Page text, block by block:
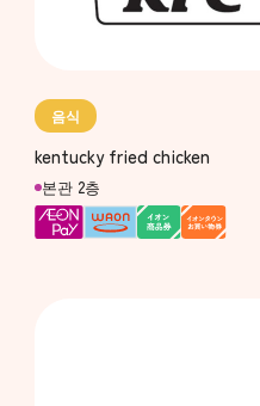
음식
kentucky fried chicken
본관 2층